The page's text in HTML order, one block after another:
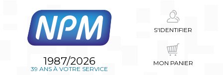
1987/2026
39 ANS À VOTRE SERVICE
S'IDENTIFIER
MON PANIER